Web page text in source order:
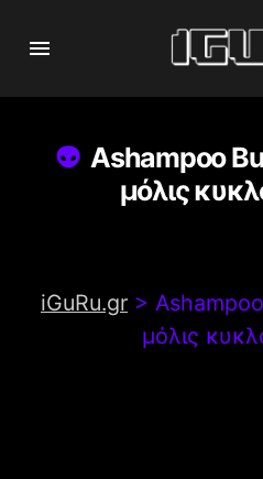
Ashampoo
μόλις
iGuRu.gr >
μόλις